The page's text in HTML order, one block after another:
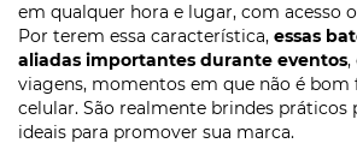
em qualquer hora e lugar, com acesso
Por terem essa característica, essas
aliadas importantes durante eventos,
viagens, momentos em que não é bom
celular. São realmente brindes práticos
ideais para promover sua marca.